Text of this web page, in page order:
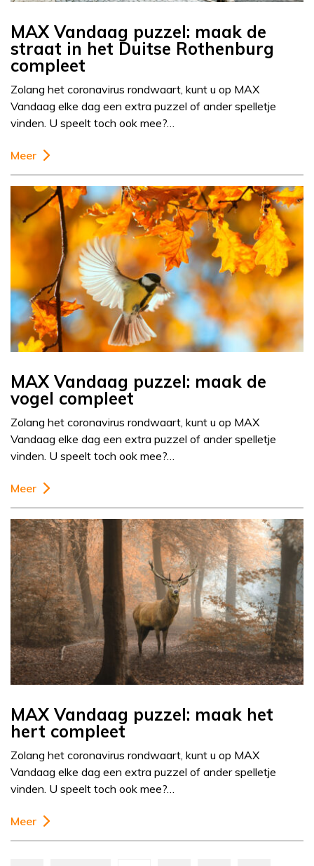
MAX Vandaag puzzel: maak de
straat in het Duitse Rothenburg
compleet
Zolang het coronavirus rondwaart, kunt u op MAX
Vandaag elke dag een extra puzzel of ander spelletje
vinden. U speelt toch ook mee?…
Meer
MAX Vandaag puzzel: maak de
vogel compleet
Zolang het coronavirus rondwaart, kunt u op MAX
Vandaag elke dag een extra puzzel of ander spelletje
vinden. U speelt toch ook mee?…
Meer
MAX Vandaag puzzel: maak het
hert compleet
Zolang het coronavirus rondwaart, kunt u op MAX
Vandaag elke dag een extra puzzel of ander spelletje
vinden. U speelt toch ook mee?…
Meer